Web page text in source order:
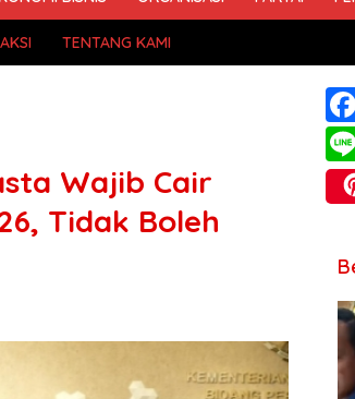
TENTANG KAMI
Wajib Cair
Tidak Boleh